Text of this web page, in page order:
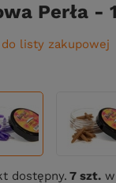
Perła -
do listy zakupowej
dostępny 7 szt.